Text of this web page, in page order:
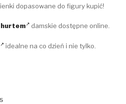
dopasowane do figury kupić!
damskie dostępne online.
idealne na co dzień i nie tylko.